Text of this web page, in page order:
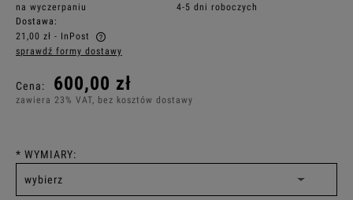
na wyczerpaniu
4-5 dni roboczych
Dostawa:
21,00 zł - InPost
Cena nie zawiera ewentualnych kosztów płatności
sprawdź formy dostawy
Cena: 600,00 zł
zawiera 23% VAT, bez kosztów dostawy
* WYMIARY: